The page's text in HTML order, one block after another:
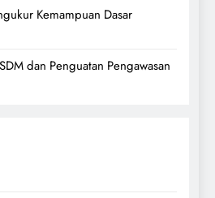
Kemampuan Dasar
dan Penguatan Pengawasan